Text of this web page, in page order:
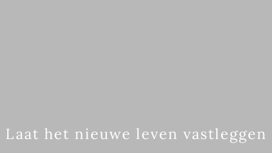
Laat het nieuwe leven vastleggen